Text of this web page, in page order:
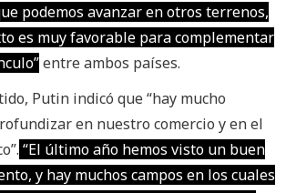
podemos avanzar en otros terrenos,
es muy favorable para complementar
entre ambos países.
Putin indicó que “hay mucho
en nuestro comercio y en el
“El último año hemos visto un buen
y hay muchos campos en los cuales